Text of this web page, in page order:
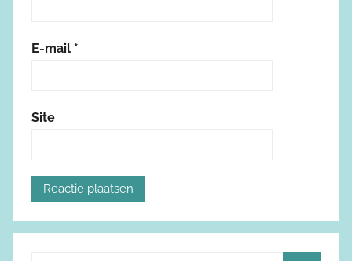
E-mail *
Site